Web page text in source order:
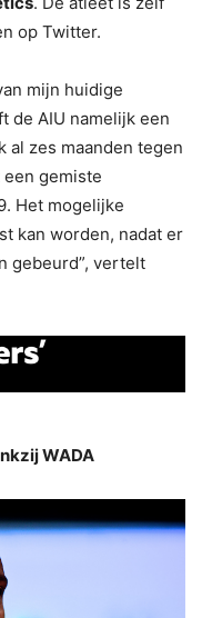
op Twitter.
mijn huidige
de AIU namelijk een
al zes maanden tegen
gemiste
Het mogelijke
kan worden, nadat er
gebeurd”, vertelt
WADA